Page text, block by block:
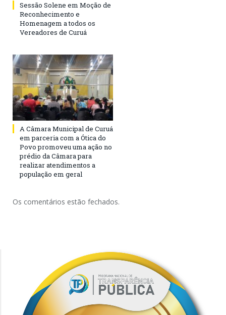
Sessão Solene em Moção de
Reconhecimento e
Homenagem a todos os
Vereadores de Curuá
A Câmara Municipal de Curuá
em parceria com a Ótica do
Povo promoveu uma ação no
prédio da Câmara para
realizar atendimentos a
população em geral
Os comentários estão fechados.